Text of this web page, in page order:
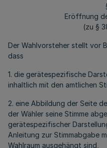
Eröffnung
(zu §
Der Wahlvorsteher stellt vor
dass
1. die gerätespezifische
inhaltlich mit den amtlichen
2. eine Abbildung der Seite
der Wähler seine Stimme
gerätespezifischer
Anleitung zur Stimmabgabe
Wahlraum ausgehängt sind,